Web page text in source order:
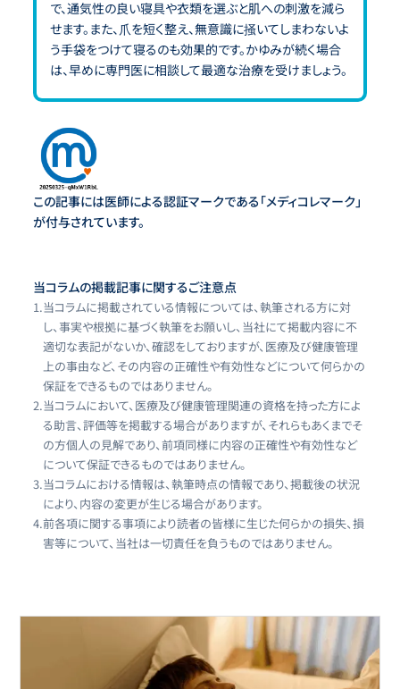
で、通気性の良い寝具や衣類を選ぶと肌への刺激を減ら
せます。また、爪を短く整え、無意識に掻いてしまわないよ
う手袋をつけて寝るのも効果的です。かゆみが続く場合
は、早めに専門医に相談して最適な治療を受けましょう。
この記事には医師による認証マークである「メディコレマーク」
が付与されています。
当コラムの掲載記事に関するご注意点
1.当コラムに掲載されている情報については、執筆される方に対
し、事実や根拠に基づく執筆をお願いし、当社にて掲載内容に不
適切な表記がないか、確認をしておりますが、医療及び健康管理
上の事由など、その内容の正確性や有効性などについて何らかの
保証をできるものではありません。
2.当コラムにおいて、医療及び健康管理関連の資格を持った方によ
る助言、評価等を掲載する場合がありますが、それらもあくまでそ
の方個人の見解であり、前項同様に内容の正確性や有効性など
について保証できるものではありません。
3.当コラムにおける情報は、執筆時点の情報であり、掲載後の状況
により、内容の変更が生じる場合があります。
4.前各項に関する事項により読者の皆様に生じた何らかの損失、損
害等について、当社は一切責任を負うものではありません。